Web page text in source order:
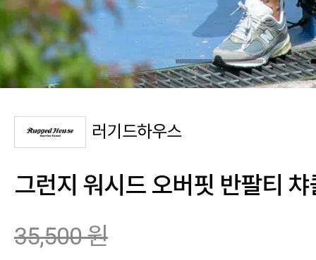
러기드하우스
그런지 워시드 오버핏 반팔티 챠
35,500원